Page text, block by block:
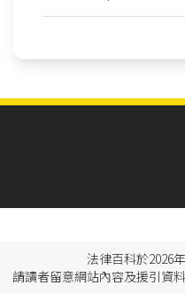
法律百科於2026
請讀者留意網站內容及援引資